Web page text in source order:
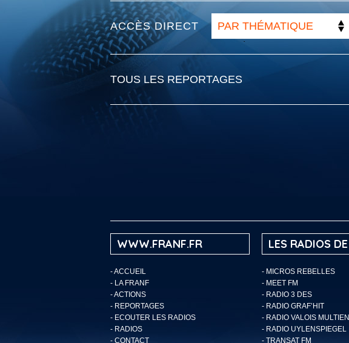
ACCÈS DIRECT PAR THÉMATIQUE
TOUS LES REPORTAGES
WWW.FRANF.FR
-ACCUEIL
- LA FRANF
-ACTIONS
- REPORTAGES
- ECOUTER LES RADIOS
- RADIOS
- CONTACT
LES RADIOS
- MICROS REBELLES
- MEET FM
- RADIO 3 DES
- RADIO GRAF’HIT
- RADIO VALOIS MULTIEN
- RADIO UYLENSPIEGEL
- TRANSAT FM